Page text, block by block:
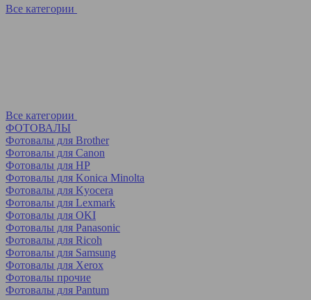
Все категории
Все категории
ФОТОВАЛЫ
Фотовалы для Brother
Фотовалы для Canon
Фотовалы для HP
Фотовалы для Koniсa Minolta
Фотовалы для Kyocera
Фотовалы для Lexmark
Фотовалы для OKI
Фотовалы для Panasonic
Фотовалы для Ricoh
Фотовалы для Samsung
Фотовалы для Xerox
Фотовалы прочие
Фотовалы для Pantum